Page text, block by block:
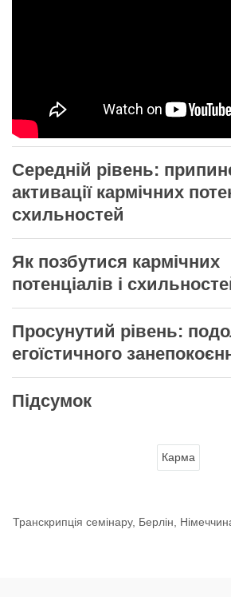
Середній рівень:
активації кармічних
схильностей
Як позбутися кармічних
потенціалів і
Просунутий рівень:
егоїстичного
Підсумок
Карма
Транскрипція семінару, Берлін,